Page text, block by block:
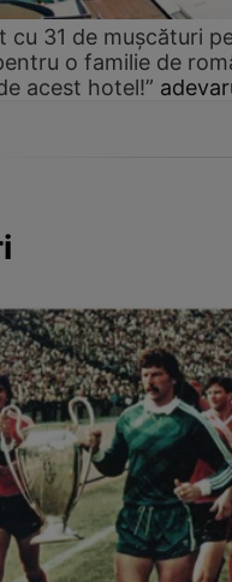
cu 31 de mușcături
o familie de
acest hotel!”